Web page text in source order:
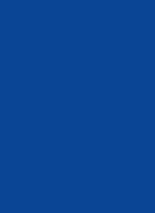
Trước tiên
tủ có kích thước tương
hiện nay là 71x113cm,
không gian, bạn nên
sử dụng. Cụ thể, nếu
gia đình đông từ 5-6
thước lớn, có khả
không có nhiều giày